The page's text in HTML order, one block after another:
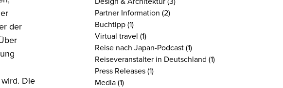
der
Die
Partner Information (2)
Buchtipp (1)
Virtual travel (1)
Reise nach Japan-Podcast (1)
Reiseveranstalter in Deutschland (1)
Press Releases (1)
Media (1)